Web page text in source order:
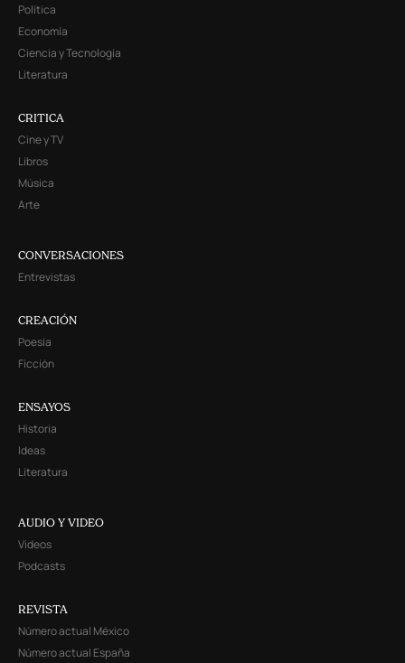
Política
Economía
Ciencia y Tecnología
Literatura
CRITICA
Cine y TV
Libros
Música
Arte
CONVERSACIONES
Entrevistas
CREACIÓN
Poesía
Ficción
ENSAYOS
Historia
Ideas
Literatura
AUDIO Y VIDEO
Videos
Podcasts
REVISTA
Número actual México
Número actual España